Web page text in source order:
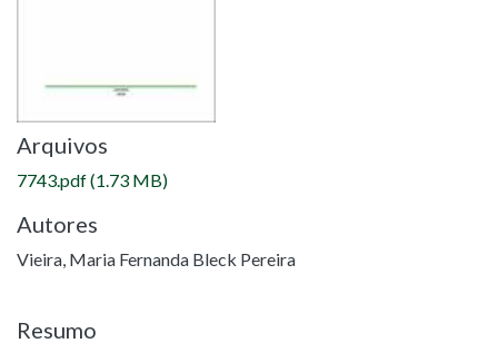
Arquivos
7743.pdf(1.73 MB)
Autores
Vieira, Maria Fernanda Bleck Pereira
Resumo